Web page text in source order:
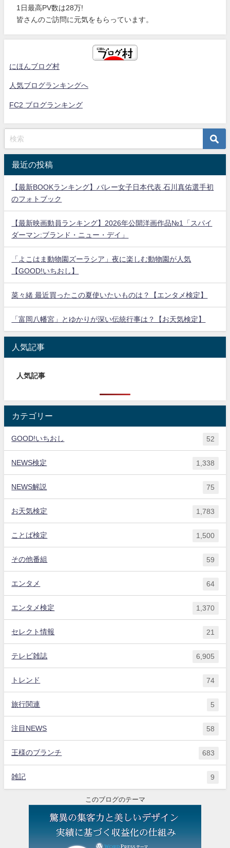
1日最高PV数は28万!
皆さんのご訪問に元気をもらっています。
にほんブログ村
人気ブログランキングへ
FC2 ブログランキング
最近の投稿
【最新BOOKランキング】バレー女子日本代表 石川真佑選手初
のフォトブック
【最新映画動員ランキング】2026年公開洋画作品№1「スパイ
ダーマン:ブランド・ニュー・デイ」
「よこはま動物園ズーラシア」夜に楽しむ動物園が人気
【GOOD!いちおし】
菜々緒 最近買ったこの夏使いたいものは？【エンタメ検定】
「富岡八幡宮」とゆかりが深い伝統行事は？【お天気検定】
人気記事
人気記事
カテゴリー
GOOD!いちおし 52
NEWS検定 1,338
NEWS解説 75
お天気検定 1,783
ことば検定 1,500
その他番組 59
エンタメ 64
エンタメ検定 1,370
セレクト情報 21
テレビ雑誌 6,905
トレンド 74
旅行関連 5
注目NEWS 58
王様のブランチ 683
雑記 9
このブログのテーマ